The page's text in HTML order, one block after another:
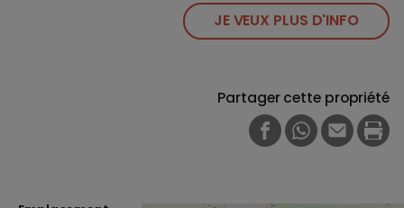
JE VEUX PLUS D'INFO
Partager cette propriété
FACEBOOK
WHATSAPP
E-MAIL